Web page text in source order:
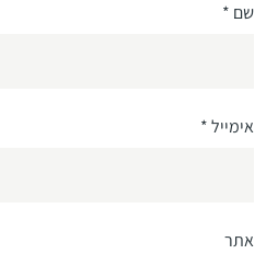
שם *
אימייל*
אתר